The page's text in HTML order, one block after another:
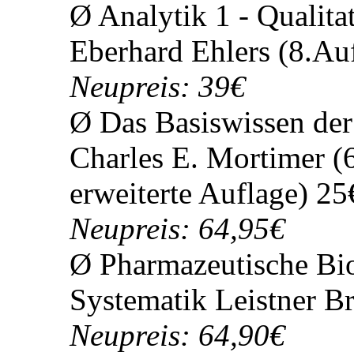
Bücher zu verkaufen
Ab 1. Semester
Ø Qualitative
Gerdes (2.,
10€Neupreis: 32,95€
Ø Analytik 1 -
Eberhard Ehlers
Neupreis: 39€
Ø Das Basiswissen
Charles E. Mortimer